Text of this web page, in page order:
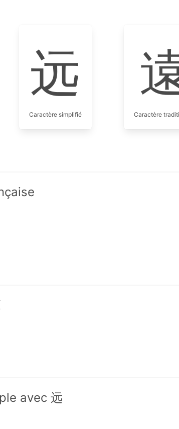
远
Caractère simplifié Caractère
avec 远